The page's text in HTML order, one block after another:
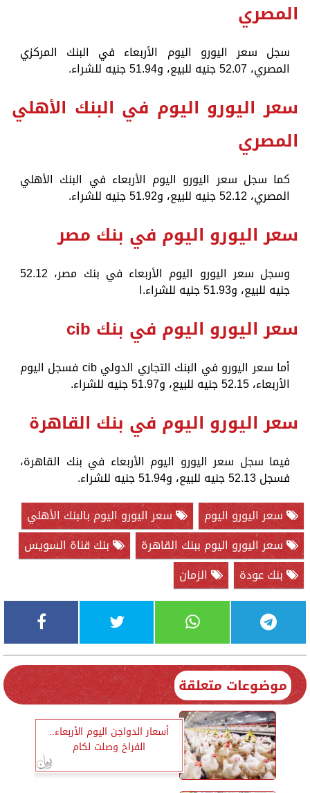
المصري
سجل سعر اليورو اليوم الأربعاء في البنك المركزي
المصري، 52.07 جنيه للبيع، و51.94 جنيه للشراء.
سعر اليورو اليوم في البنك الأهلي
المصري
كما سجل سعر اليورو اليوم الأربعاء في البنك الأهلي
المصري، 52.12 جنيه للبيع، و51.92 جنيه للشراء.
سعر اليورو اليوم في بنك مصر
وسجل سعر اليورو اليوم الأربعاء في بنك مصر، 52.12
جنيه للبيع، و51.93 جنيه للشراء.ا
سعر اليورو اليوم في بنك cib
أما سعر اليورو في البنك التجاري الدولي cib فسجل اليوم
الأربعاء، 52.15 جنيه للبيع، و51.97 جنيه للشراء.
سعر اليورو اليوم في بنك القاهرة
فيما سجل سعر اليورو اليوم الأربعاء في بنك القاهرة،
فسجل 52.13 جنيه للبيع، و51.94 جنيه للشراء.
سعر اليورو اليوم
سعر اليورو اليوم بالبنك الأهلي
سعر اليورو اليوم ببنك القاهرة
بنك قناة السويس
بنك عودة
الزمان
موضوعات متعلقة
أسعار الدواجن اليوم الأربعاء..
الفراخ وصلت لكام